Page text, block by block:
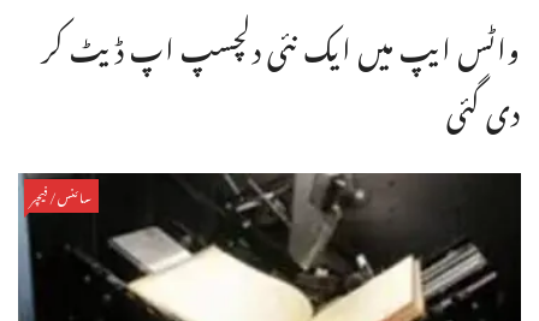
واٹس ایپ میں ایک نئی دلچسپ اپ ڈیٹ کر
دی گئی
سائنس/فیچر